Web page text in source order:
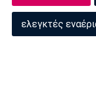
ελεγκτές